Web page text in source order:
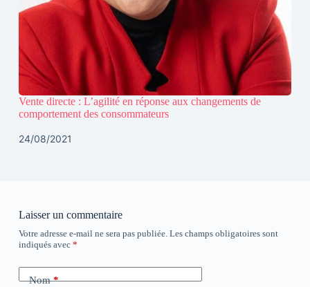
Vente directe : L’agilité en réponse aux changements de
comportement des consommateurs
24/08/2021
Laisser un commentaire
Votre adresse e-mail ne sera pas publiée. Les champs obligatoires sont
indiqués avec *
Nom*